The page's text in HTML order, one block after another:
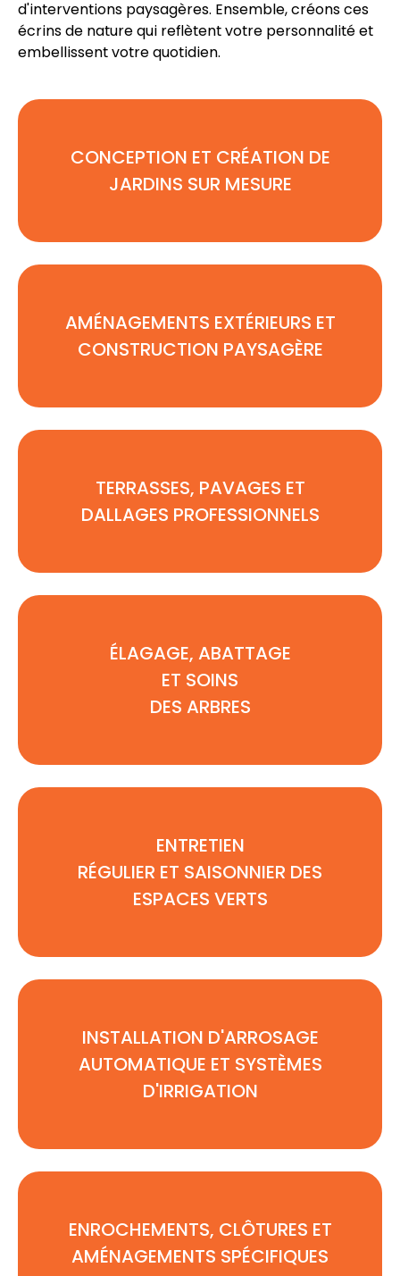
d'interventions paysagères. Ensemble, créons ces
écrins de nature qui reflètent votre personnalité et
embellissent votre quotidien.
CONCEPTION ET CRÉATION DE
JARDINS SUR MESURE
AMÉNAGEMENTS EXTÉRIEURS ET
CONSTRUCTION PAYSAGÈRE
TERRASSES, PAVAGES ET
DALLAGES PROFESSIONNELS
ÉLAGAGE, ABATTAGE
ET SOINS
DES ARBRES
ENTRETIEN
RÉGULIER ET SAISONNIER DES
ESPACES VERTS
INSTALLATION D'ARROSAGE
AUTOMATIQUE ET SYSTÈMES
D'IRRIGATION
ENROCHEMENTS, CLÔTURES ET
AMÉNAGEMENTS SPÉCIFIQUES